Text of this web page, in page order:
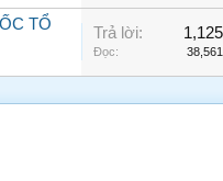
TỔ
Trả lời: 1,125
Đọc: 38,561